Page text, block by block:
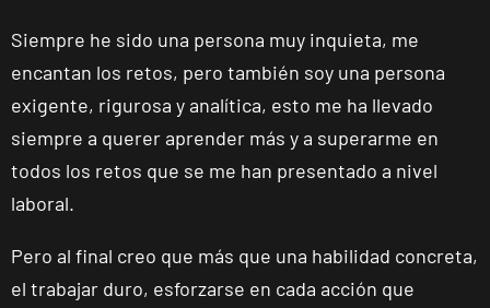
53, Palma de
Mallorca,
Mallorca
Catarroja
20, Catarroja,
Siempre he sido una persona muy inquieta, me
encantan los retos, pero también soy una persona
exigente, rigurosa y analítica, esto me ha llevado
siempre a querer aprender más y a superarme en
todos los retos que se me han presentado a nivel
laboral.
Pero al final creo que más que una habilidad concreta,
el trabajar duro, esforzarse en cada acción que